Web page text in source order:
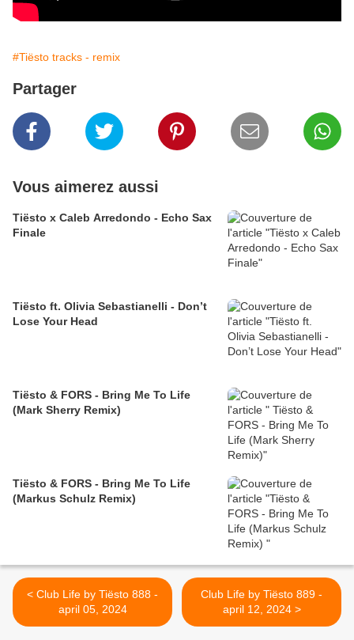
#Tiësto tracks - remix
Partager
Vous aimerez aussi
Tiësto x Caleb Arredondo - Echo Sax
Finale
Tiësto ft. Olivia Sebastianelli - Don’t
Lose Your Head
Tiësto & FORS - Bring Me To Life
(Mark Sherry Remix)
Tiësto & FORS - Bring Me To Life
(Markus Schulz Remix)
< Club Life by Tiësto 888 -
april 05, 2024
Club Life by Tiësto 889 -
april 12, 2024 >